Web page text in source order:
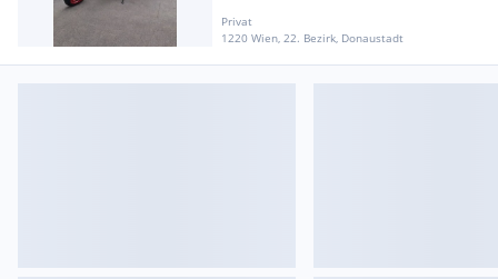
Privat
1220 Wien, 22. Bezirk, Donaustadt